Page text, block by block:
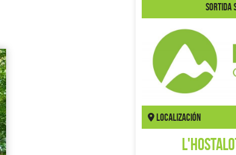
Sortida
Localización